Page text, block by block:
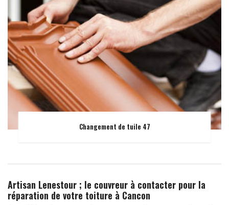
Changement de tuile 47
Artisan Lenestour ; le couvreur à contacter pour la
réparation de votre toiture à Cancon